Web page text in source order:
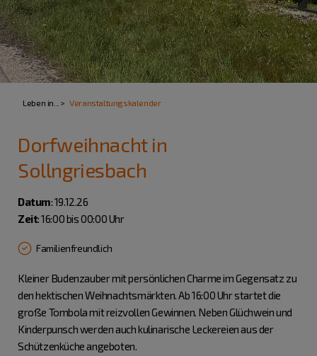
Leben in... Veranstaltungskalender
Dorfweihnacht in
Sollngriesbach
Datum: 19.12.26
Zeit: 16:00 bis 00:00 Uhr
Familienfreundlich
Kleiner Budenzauber mit persönlichen Charme im Gegensatz zu
den hektischen Weihnachtsmärkten. Ab 16:00 Uhr startet die
große Tombola mit reizvollen Gewinnen. Neben Glüchwein und
Kinderpunsch werden auch kulinarische Leckereien aus der
Schützenküche angeboten.